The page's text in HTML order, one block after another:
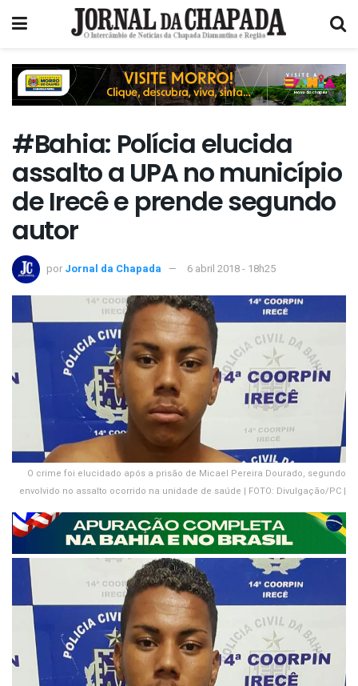
#Bahia: Polícia elucida
assalto a UPA no município
de Irecê e prende segundo
autor
por Jornal da Chapada 6 abril 2018 - 18h25
O crime foi elucidado após a prisão de Micael Pereira Dourado, segundo
envolvido no assalto ocorrido na unidade de saúde | FOTO: Divulgação/PC |